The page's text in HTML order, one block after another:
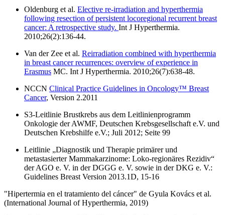
Oldenburg et al. Elective re-irradiation and hyperthermia
following resection of persistent locoregional recurrent breast
cancer: A retrospective study. Int J Hyperthermia.
2010;26(2):136-44.
Van der Zee et al. Reirradiation combined with hyperthermia
in breast cancer recurrences: overview of experience in
Erasmus MC. Int J Hyperthermia. 2010;26(7):638-48.
NCCN Clinical Practice Guidelines in Oncology™ Breast
Cancer, Version 2.2011
S3-Leitlinie Brustkrebs aus dem Leitlinienprogramm
Onkologie der AWMF, Deutschen Krebsgesellschaft e.V. und
Deutschen Krebshilfe e.V.; Juli 2012; Seite 99
Leitlinie „Diagnostik und Therapie primärer und
metastasierter Mammakarzinome: Loko-regionäres Rezidiv“
der AGO e. V. in der DGGG e. V. sowie in der DKG e. V.:
Guidelines Breast Version 2013.1D, 15-16
"Hipertermia en el tratamiento del cáncer" de Gyula Kovács et al.
(International Journal of Hyperthermia, 2019)